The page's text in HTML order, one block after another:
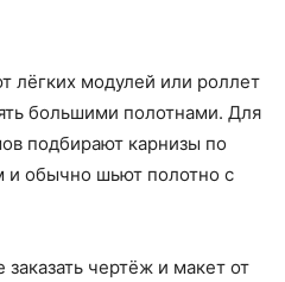
лёгких модулей или роллет
большими полотнами. Для
подбирают карнизы по
и обычно шьют полотно с
чертёж и макет от